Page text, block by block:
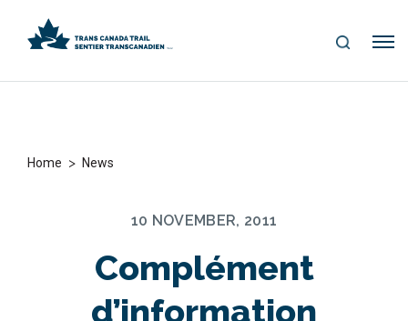
S
Me
Home > News
10 NOVEMBER, 2011
Complément
d’information